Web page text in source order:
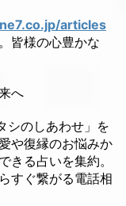
articles
皆様の心豊かな
へ
シのしあわせ」を
や復縁のお悩みか
きる占いを集約。
すぐ繋がる電話相